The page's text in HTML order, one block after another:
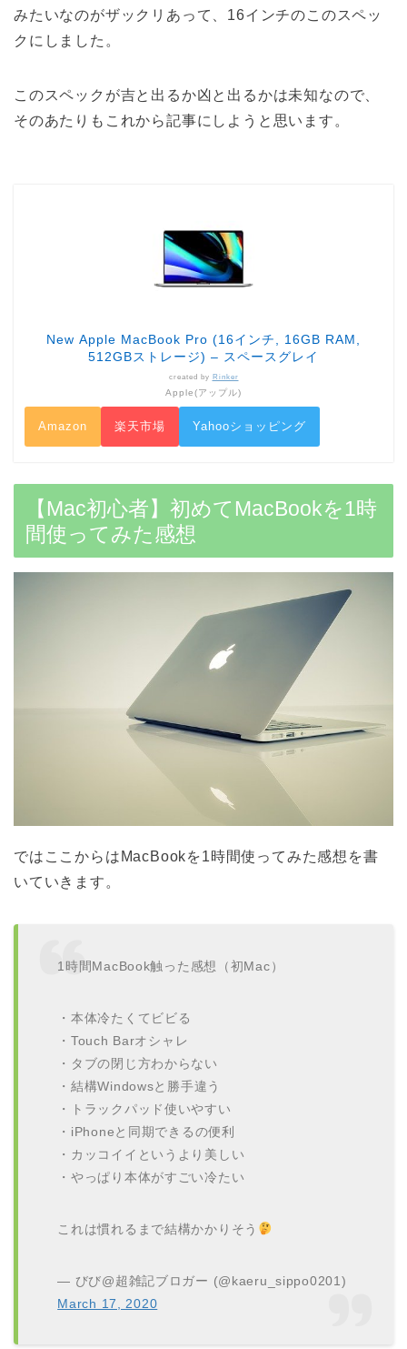
みたいなのがザックリあって、16インチのこのスペッ
クにしました。
このスペックが吉と出るか凶と出るかは未知なので、
そのあたりもこれから記事にしようと思います。
New Apple MacBook Pro (16インチ, 16GB RAM,
512GBストレージ) – スペースグレイ
created by Rinker
Apple(アップル)
Amazon 楽天市場 Yahooショッピング
【Mac初心者】初めてMacBookを1時
間使ってみた感想
ではここからはMacBookを1時間使ってみた感想を書
いていきます。
1時間MacBook触った感想（初Mac）
・本体冷たくてビビる
・Touch Barオシャレ
・タブの閉じ方わからない
・結構Windowsと勝手違う
・トラックパッド使いやすい
・iPhoneと同期できるの便利
・カッコイイというより美しい
・やっぱり本体がすごい冷たい
これは慣れるまで結構かかりそう
— びび@超雑記ブロガー (@kaeru_sippo0201)
March 17, 2020